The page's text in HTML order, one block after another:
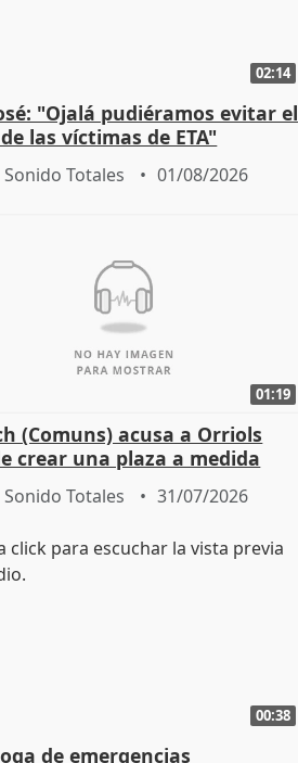
02:14
"Ojalá pudiéramos evitar el
las víctimas de ETA"
Sonido Totales 01/08/2026
01:19
(Comuns) acusa a Orriols
crear una plaza a medida
hija en Ripoll (Girona)
Sonido Totales 31/07/2026
00:38
de emergencias